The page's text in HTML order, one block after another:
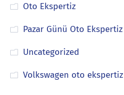
Oto Ekspertiz
Pazar Günü Oto Ekspertiz
Uncategorized
Volkswagen oto ekspertiz